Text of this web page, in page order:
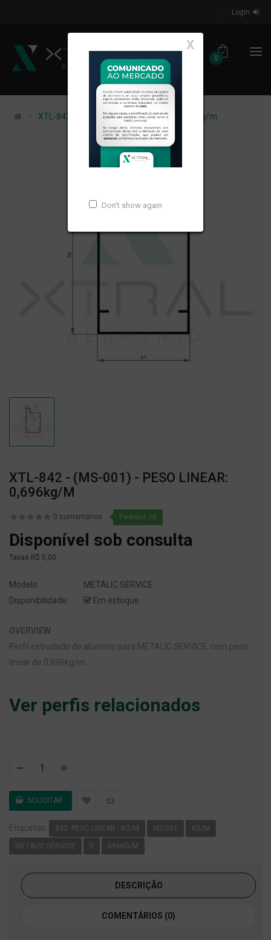
Login
0
X
Don't show again
XTL-842 - (MS-001) - PESO LINEAR: 0,696kg/m
XTL-842 - (MS-001) - PESO LINEAR:
0,696kg/m
0 comentários Pedidos (0)
Disponível sob consulta
Taxas R$ 0,00
Modelo:
METALIC SERVICE
Disponibilidade:
Em estoque
OVERVIEW
Perfil extrudado de alumínio para METALIC SERVICE, com peso
linear de 0,696kg/m.
Ver perfis relacionados
Etiquetas: 842- PESO LINEAR - KG/M MS-001 KG/M
METALIC SERVICE 0 696KG/M
DESCRIÇÃO
COMENTÁRIOS (0)